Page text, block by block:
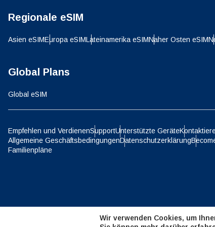
Regionale eSIM
Asien eSIMEuropa eSIMLateinamerika eSIMNaher Osten eSIM
Global Plans
Global eSIM
Empfehlen und VerdienenSupportUnterstützte Geräte
Allgemeine GeschäftsbedingungenDatenschutzerklärung
Familienpläne
Wir verwenden Cookies, um